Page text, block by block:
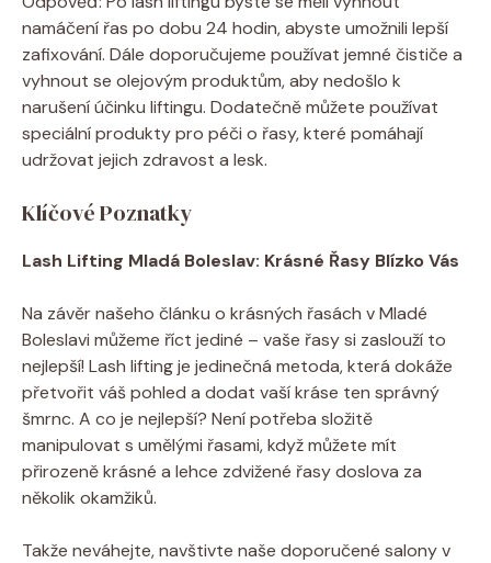
namáčení řas po dobu 24 hodin, abyste umožnili lepší
zafixování. Dále doporučujeme používat jemné čističe a
vyhnout se olejovým produktům, aby nedošlo k
narušení účinku liftingu. Dodatečně můžete používat
speciální produkty pro péči o řasy, které pomáhají
udržovat jejich zdravost a lesk.
Klíčové Poznatky
Lash Lifting Mladá Boleslav: Krásné Řasy Blízko Vás
Na závěr našeho článku o krásných řasách v Mladé
Boleslavi můžeme říct jediné – vaše řasy si zaslouží to
nejlepší! Lash lifting je jedinečná metoda, která dokáže
přetvořit váš pohled a dodat vaší kráse ten správný
šmrnc. A co je nejlepší? Není potřeba složitě
manipulovat s umělými řasami, když můžete mít
přirozeně krásné a lehce zdvižené řasy doslova za
několik okamžiků.
Takže neváhejte, navštivte naše doporučené salony v